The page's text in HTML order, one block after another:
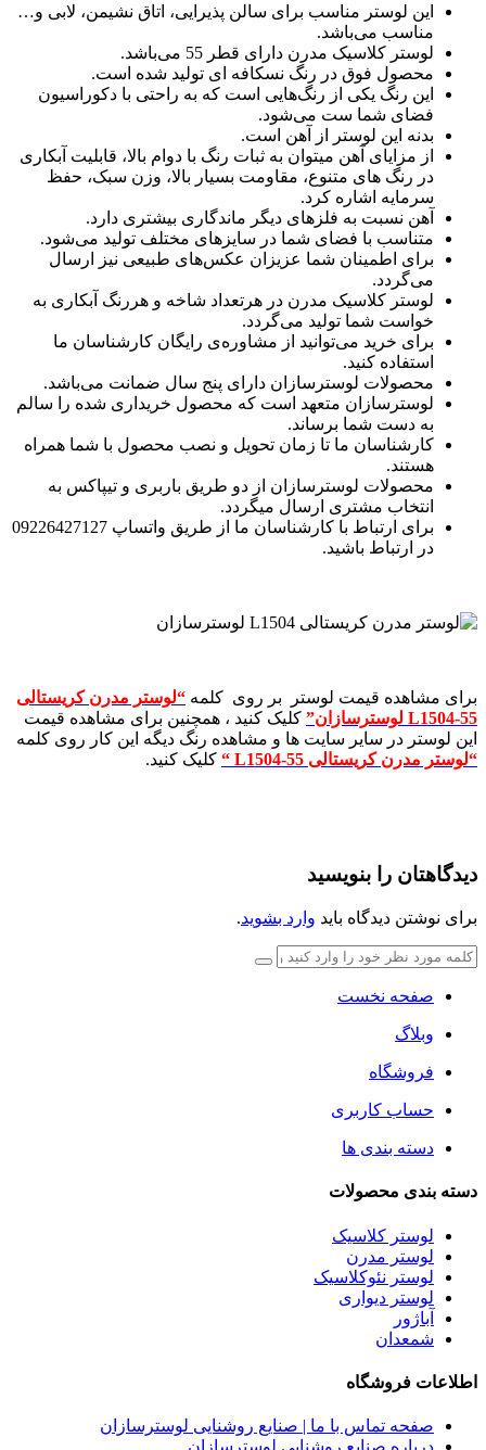
این لوستر مناسب برای سالن پذیرایی، اتاق نشیمن، لابی و…
مناسب می‌باشد.
لوستر کلاسیک مدرن دارای قطر 55 می‌باشد.
محصول فوق در رنگ نسکافه ای تولید شده است.
این رنگ یکی از رنگ‌هایی است که به راحتی با دکوراسیون
فضای شما ست می‌شود.
بدنه این لوستر از آهن است.
از مزایای آهن میتوان به ثبات رنگ با دوام بالا، قابلیت آبکاری
در رنگ های متنوع، مقاومت بسیار بالا، وزن سبک، حفظ
سرمایه اشاره کرد.
آهن نسبت به فلزهای دیگر ماندگاری بیشتری دارد.
متناسب با فضای شما در سایزهای مختلف تولید می‌شود.
برای اطمینان شما عزیزان عکس‌های طبیعی نیز ارسال
می‌گردد.
لوستر کلاسیک مدرن در هرتعداد شاخه و هررنگ آبکاری به
خواست شما تولید می‌گردد.
برای خرید می‌توانید از مشاوره‌ی رایگان کارشناسان ما
استفاده کنید.
محصولات لوسترسازان دارای پنج سال ضمانت می‌باشد.
لوسترسازان متعهد است که محصول خریداری شده را سالم
به دست شما برساند.
کارشناسان ما تا زمان تحویل و نصب محصول با شما همراه
هستند.
محصولات لوسترسازان از دو طریق باربری و تیپاکس به
انتخاب مشتری ارسال میگردد.
برای ارتباط با کارشناسان ما از طریق واتساپ 09226427127
در ارتباط باشید.
برای مشاهده قیمت لوستر بر روی کلمه “لوستر مدرن کریستالی
L1504-55 لوسترسازان”
کلیک کنید ، همچنین برای مشاهده قیمت
این لوستر در سایر سایت ها و مشاهده رنگ دیگه این کار روی کلمه
“لوستر مدرن کریستالی L1504-55 “
کلیک کنید.
دیدگاهتان را بنویسید
برای نوشتن دیدگاه باید وارد بشوید.
صفحه نخست
وبلاگ
فروشگاه
حساب کاربری
دسته بندی ها
دسته بندی محصولات
لوستر کلاسیک
لوستر مدرن
لوستر نئوکلاسیک
لوستر دیواری
آباژور
شمعدان
اطلاعات فروشگاه
صفحه تماس با ما | صنایع روشنایی لوسترسازان